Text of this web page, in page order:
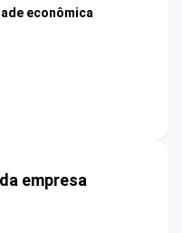
econômica
empresa